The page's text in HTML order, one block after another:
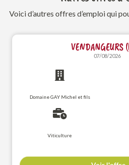
Voici d’autres offres d’emploi qui
VENDANGEURS
07/08/2026
Domaine GAY Michel et fils
Viticulture